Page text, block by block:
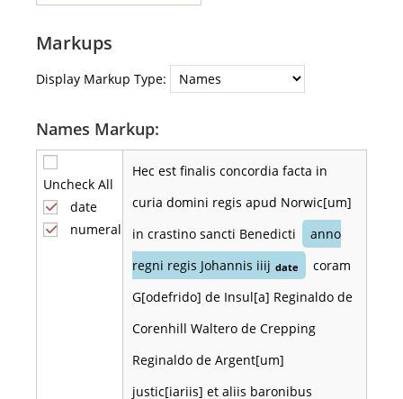
Markups
Display Markup Type:
Names Markup:
Uncheck All
date
numeral
Hec est finalis concordia facta in
curia domini regis apud Norwic[um]
in crastino sancti Benedicti
anno
regni regis Johannis iiij date
coram
G[odefrido] de Insul[a] Reginaldo de
Corenhill Waltero de Crepping
Reginaldo de Argent[um]
justic[iariis] et aliis baronibus